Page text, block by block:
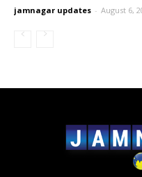
jamnagar updates - August 6,